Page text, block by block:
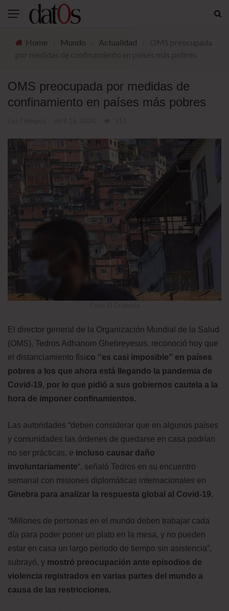
Home Mundo Actualidad
OMS preocupada por medidas de
confinamiento en países más pobres
El director general de la Organización Mundial de la Salud
(OMS), Tedros Adhanom Ghebreyesus, reconoció hoy que
el distanciamiento físico “es casi imposible” en países
pobres a los que ahora está llegando la pandemia de
Covid-19, por lo que pidió a sus gobiernos cautela a la
hora de imponer confinamientos.
Las autoridades “deben considerar que en algunos países
y comunidades las órdenes de quedarse en casa podrían
no ser prácticas, e incluso causar daño
involuntariamente“, señaló Tedros en su encuentro
semanal con misiones diplomáticas internacionales en
Ginebra para analizar la respuesta global al Covid-19.
“Millones de personas en el mundo deben trabajar cada
día para poder poner un plato en la mesa, y no pueden
estar en casa un largo periodo de tiempo sin asistencia”,
subrayó, y mostró preocupación ante episodios de
violencia registrados en varias partes del mundo a
causa de las restricciones.